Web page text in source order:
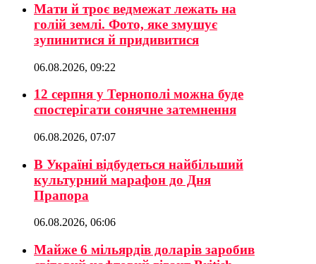
Мати й троє ведмежат лежать на
голій землі. Фото, яке змушує
зупинитися й придивитися
06.08.2026, 09:22
12 серпня у Тернополі можна буде
спостерігати сонячне затемнення
06.08.2026, 07:07
В Україні відбудеться найбільший
культурний марафон до Дня
Прапора
06.08.2026, 06:06
Майже 6 мільярдів доларів заробив